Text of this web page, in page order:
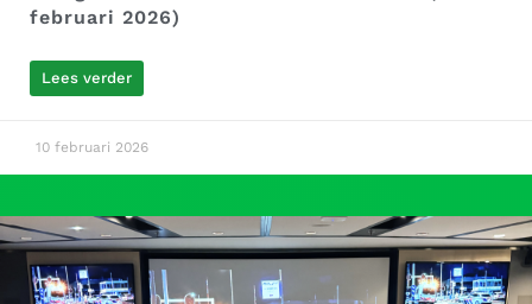
februari 2026)
Lees verder
10 februari 2026